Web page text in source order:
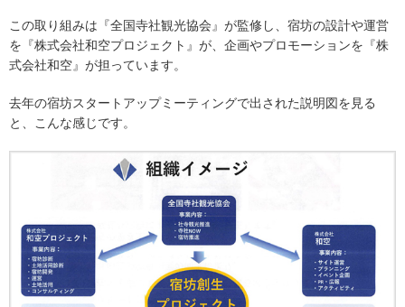
この取り組みは『全国寺社観光協会』が監修し、宿坊の設計や運営
を『株式会社和空プロジェクト』が、企画やプロモーションを『株
式会社和空』が担っています。
去年の宿坊スタートアップミーティングで出された説明図を見る
と、こんな感じです。